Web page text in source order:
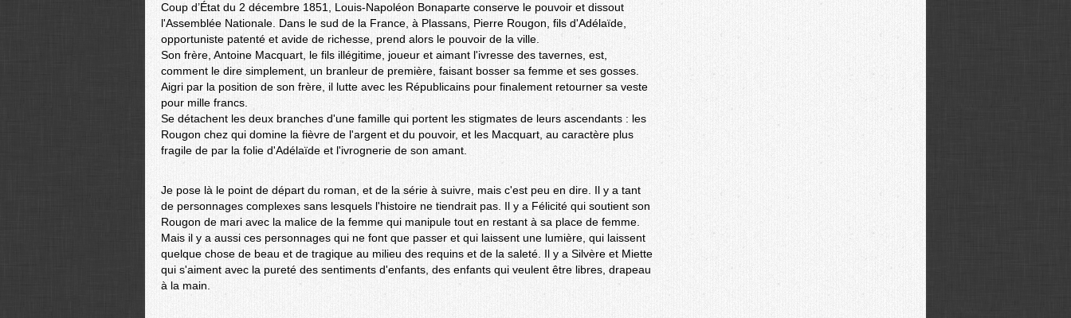
Coup d’État du 2 décembre 1851, Louis-Napoléon Bonaparte conserve le pouvoir et dissout
l'Assemblée Nationale. Dans le sud de la France, à Plassans, Pierre Rougon, fils d'Adélaïde,
opportuniste patenté et avide de richesse, prend alors le pouvoir de la ville.
Son frère, Antoine Macquart, le fils illégitime, joueur et aimant l'ivresse des tavernes, est,
comment le dire simplement, un branleur de première, faisant bosser sa femme et ses gosses.
Aigri par la position de son frère, il lutte avec les Républicains pour finalement retourner sa veste
pour mille francs.
Se détachent les deux branches d'une famille qui portent les stigmates de leurs ascendants : les
Rougon chez qui domine la fièvre de l'argent et du pouvoir, et les Macquart, au caractère plus
fragile de par la folie d'Adélaïde et l'ivrognerie de son amant.
Je pose là le point de départ du roman, et de la série à suivre, mais c'est peu en dire. Il y a tant
de personnages complexes sans lesquels l'histoire ne tiendrait pas. Il y a Félicité qui soutient son
Rougon de mari avec la malice de la femme qui manipule tout en restant à sa place de femme.
Mais il y a aussi ces personnages qui ne font que passer et qui laissent une lumière, qui laissent
quelque chose de beau et de tragique au milieu des requins et de la saleté. Il y a Silvère et Miette
qui s'aiment avec la pureté des sentiments d'enfants, des enfants qui veulent être libres, drapeau
à la main.